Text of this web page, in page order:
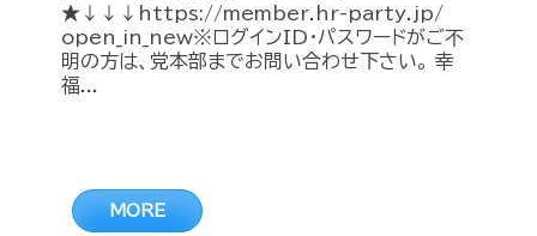
★↓↓↓https://member.hr-party.jp/
open_in_new※ログインID・パスワードがご不
明の方は、党本部までお問い合わせ下さい。 幸
福...
MORE